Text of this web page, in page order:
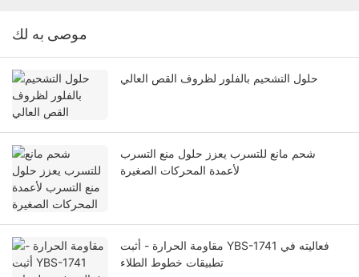
موصى به لك
حلول التشحيم بالفلور لظروف القص العالي
شحم مانع للتسرب يعزز حلول منع التسرب
لأعمدة المحركات الصغيرة
مقاومة الحرارة - أثبت YBS-1741 فعاليته في
تطبيقات خطوط الطلاء